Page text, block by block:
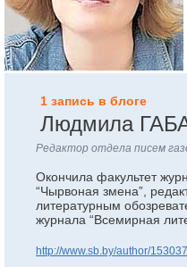
1 запись в блоге
Людмила
Редактор отдела писем
Окончила факультет
“Чырвоная змена”,
литературным
журнала “Всемирная
http://www.sb.by/author/